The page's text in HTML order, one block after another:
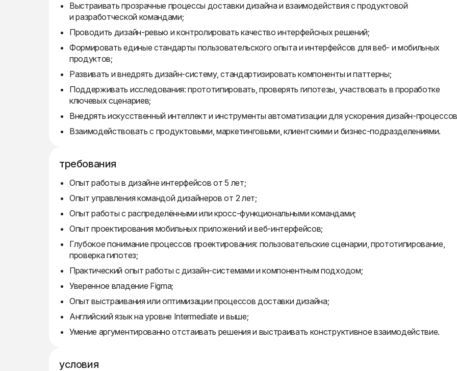
Выстраивать прозрачные процессы доставки дизайна и взаимодействия с продуктовой
и разработческой командами;
Проводить дизайн-ревью и контролировать качество интерфейсных решений;
Формировать единые стандарты пользовательского опыта и интерфейсов для веб- и мобильных
продуктов;
Развивать и внедрять дизайн-систему, стандартизировать компоненты и паттерны;
Поддерживать исследования: прототипировать, проверять гипотезы, участвовать в проработке
ключевых сценариев;
Внедрять искусственный интеллект и инструменты автоматизации для ускорения дизайн-
Взаимодействовать с продуктовыми, маркетинговыми, клиентскими и бизнес-подразделениями.
требования
Опыт работы в дизайне интерфейсов от 5 лет;
Опыт управления командой дизайнеров от 2 лет;
Опыт работы с распределёнными или кросс-функциональными командами;
Опыт проектирования мобильных приложений и веб-интерфейсов;
Глубокое понимание процессов проектирования: пользовательские сценарии, прототипирование,
проверка гипотез;
Практический опыт работы с дизайн-системами и компонентным подходом;
Уверенное владение Figma;
Опыт выстраивания или оптимизации процессов доставки дизайна;
Английский язык на уровне Intermediate и выше;
Умение аргументированно отстаивать решения и выстраивать конструктивное взаимодействие.
условия